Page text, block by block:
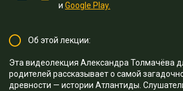
и Google Play.
Об этой лекции:
Эта видеолекция Александра Толмачёва
родителей рассказывает о самой
древности — истории Атлантиды.